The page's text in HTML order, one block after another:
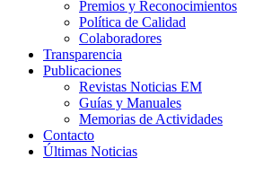
Premios y Reconocimientos
Política de Calidad
Colaboradores
Transparencia
Publicaciones
Revistas Noticias EM
Guías y Manuales
Memorias de Actividades
Contacto
Últimas Noticias